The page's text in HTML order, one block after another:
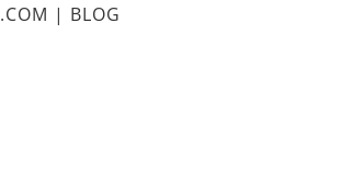
| BLOG